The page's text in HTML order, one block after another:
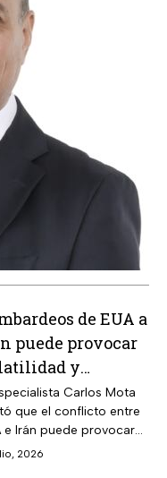
de EUA a
puede provocar
y
de precios,
Carlos Mota
Carlos Mota
que el conflicto entre
e Irán puede provocar
en la inflación
2026